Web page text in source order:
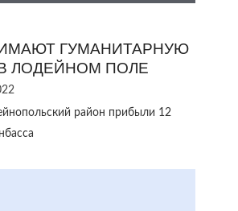
ГУМАНИТАРНУЮ
ЛОДЕЙНОМ ПОЛЕ
район прибыли 12